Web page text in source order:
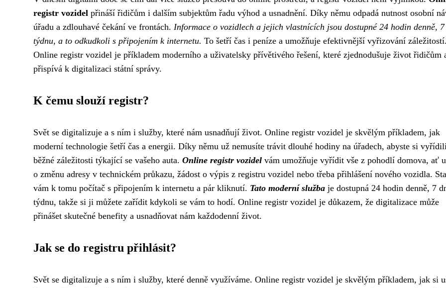
registr vozidel přináší řidičům i dalším subjektům řadu výhod a usnadnění. Díky němu odpadá nutnost osobní
úřadu a zdlouhavé čekání ve frontách. Informace o vozidlech a jejich vlastnících jsou dostupné 24 hodin denně,
týdnu, a to odkudkoli s připojením k internetu. To šetří čas i peníze a umožňuje efektivnější vyřizování záležitostí.
Online registr vozidel je příkladem moderního a uživatelsky přívětivého řešení, které zjednodušuje život řidičům
přispívá k digitalizaci státní správy.
K čemu slouží registr?
Svět se digitalizuje a s ním i služby, které nám usnadňují život. Online registr vozidel je skvělým příkladem, jak
moderní technologie šetří čas a energii. Díky němu už nemusíte trávit dlouhé hodiny na úřadech, abyste si
běžné záležitosti týkající se vašeho auta. Online registr vozidel vám umožňuje vyřídit vše z pohodlí domova, ať
o změnu adresy v technickém průkazu, žádost o výpis z registru vozidel nebo třeba přihlášení nového vozidla.
vám k tomu počítač s připojením k internetu a pár kliknutí. Tato moderní služba je dostupná 24 hodin denně, 7
týdnu, takže si ji můžete zařídit kdykoli se vám to hodí. Online registr vozidel je důkazem, že digitalizace může
přinášet skutečné benefity a usnadňovat nám každodenní život.
Jak se do registru přihlásit?
Svět se digitalizuje a s ním i služby, které denně využíváme. Online registr vozidel je skvělým příkladem, jak si